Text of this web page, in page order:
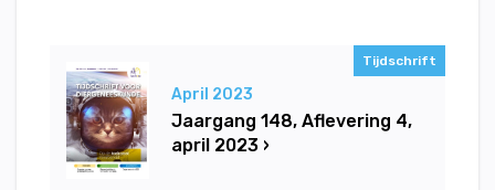
Tijdschrift
April 2023
Jaargang 148, Aflevering 4,
april 2023 ›